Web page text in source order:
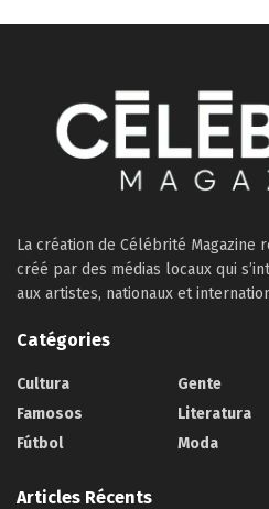
La création de Célébrité Magazine
créé par des médias locaux qui
aux artistes, nationaux et
Catégories
Cultura
Famosos
Fútbol
Gente
Literatura
Moda
Articles Récents